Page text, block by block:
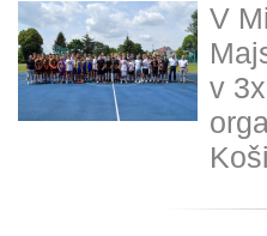
V
v